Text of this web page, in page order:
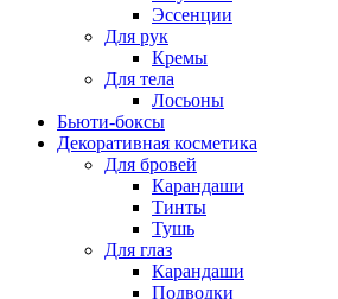
Эссенции
Для рук
Кремы
Для тела
Лосьоны
Бьюти-боксы
Декоративная косметика
Для бровей
Карандаши
Тинты
Тушь
Для глаз
Карандаши
Подводки